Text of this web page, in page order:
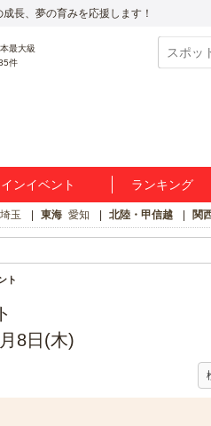
長、夢の育みを応援します！
件
ンイベント ランキング
埼玉 東海 愛知 北陸・甲信越 関
ト
8日(木)